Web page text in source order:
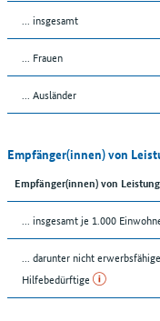
... insgesamt
... Frauen
... Ausländer
Empfänger(innen) von
Empfänger(innen) von
... insgesamt je 1.000
... darunter nicht erwerbsfähige
Hilfebedürftige